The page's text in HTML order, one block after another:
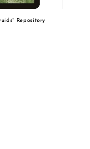
Repository